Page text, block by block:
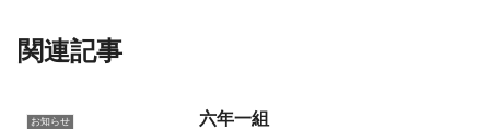
関連記事
お知らせ 六年一組